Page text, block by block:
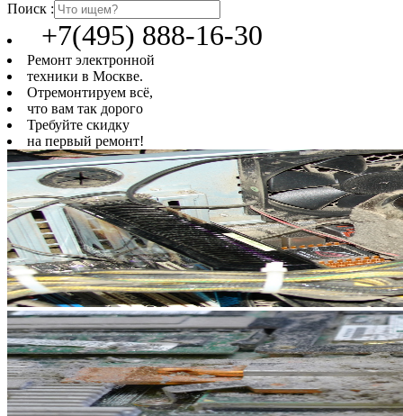
Поиск :
+7(495) 888-16-30
Ремонт электронной
техники в Москве.
Отремонтируем всё,
что вам так дорого
Требуйте скидку
на первый ремонт!